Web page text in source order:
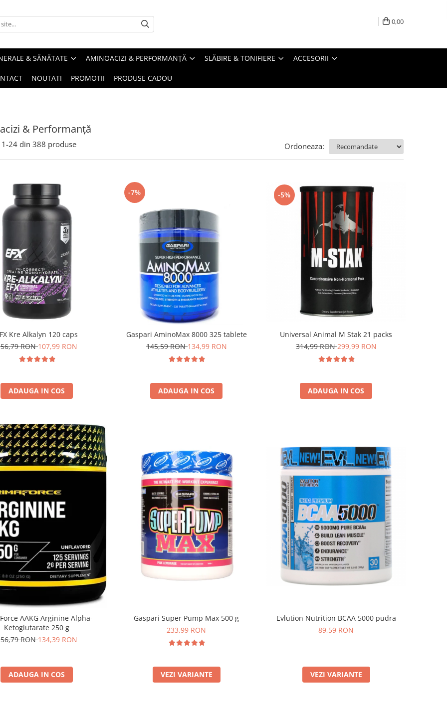
0,00
& SĂNĂTATE AMINOACIZI & PERFORMANȚĂ SLĂBIRE & TONIFIERE ACCESORII
NOUTATI PROMOTII PRODUSE CADOU
& Performanță
1-24 din 388 produse Ordoneaza:
Kre Alkalyn 120 caps
RON107,99 RON
ADAUGA IN COS
-7%
Gaspari AminoMax 8000 325 tablete
145,59 RON134,99 RON
ADAUGA IN COS
-5%
Universal Animal M Stak 21 packs
314,99 RON299,99 RON
ADAUGA IN COS
AAKG Arginine Alpha-
Ketoglutarate 250 g
RON134,39 RON
ADAUGA IN COS
Gaspari Super Pump Max 500 g
233,99 RON
VEZI VARIANTE
Evlution Nutrition BCAA 5000 pudra
89,59 RON
VEZI VARIANTE